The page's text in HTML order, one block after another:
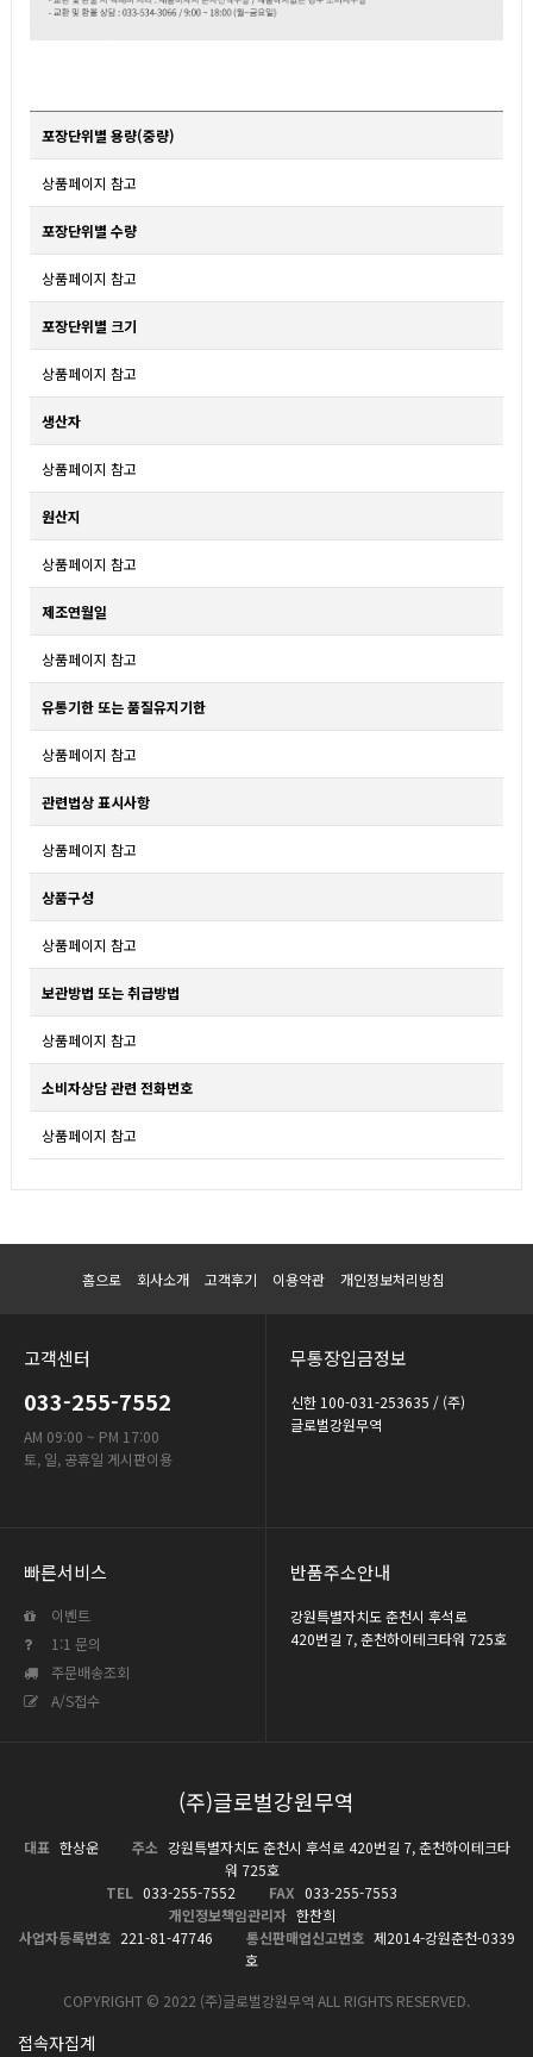
포장단위별 용량(중량)
상품페이지 참고
포장단위별 수량
상품페이지 참고
포장단위별 크기
상품페이지 참고
생산자
상품페이지 참고
원산지
상품페이지 참고
제조연월일
상품페이지 참고
유통기한 또는 품질유지기한
상품페이지 참고
관련법상 표시사항
상품페이지 참고
상품구성
상품페이지 참고
보관방법 또는 취급방법
상품페이지 참고
소비자상담 관련 전화번호
상품페이지 참고
홈으로 회사소개 고객후기 이용약관 개인정보처리방침
고객센터
033-255-7552
AM 09:00 ~ PM 17:00
토, 일, 공휴일 게시판이용
무통장입금정보
신한 100-031-253635 / (주)
글로벌강원무역
빠른서비스
이벤트
1:1 문의
주문배송조회
A/S접수
반품주소안내
강원특별자치도 춘천시 후석로
420번길 7, 춘천하이테크타워 725호
(주)글로벌강원무역
대표 한상운 주소 강원특별자치도 춘천시 후석로 420번길 7, 춘천하이테크타
워 725호
TEL 033-255-7552 FAX 033-255-7553
개인정보책임관리자 한찬희
사업자등록번호 221-81-47746 통신판매업신고번호 제2014-강원춘천-0339
호
COPYRIGHT © 2022 (주)글로벌강원무역 ALL RIGHTS RESERVED.
접속자집계